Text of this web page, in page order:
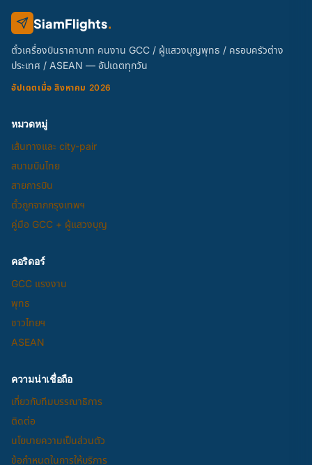
SiamFlights.
ตั๋วเครื่องบินราคาบาท คนงาน GCC / ผู้แสวงบุญพุทธ / ครอบครัวต่าง
ประเทศ / ASEAN — อัปเดตทุกวัน
อัปเดตเมื่อ สิงหาคม 2026
หมวดหมู่
เส้นทางและ city-pair
สนามบินไทย
สายการบิน
ตั๋วถูกจากกรุงเทพฯ
คู่มือ GCC + ผู้แสวงบุญ
คอริดอร์
GCC แรงงาน
พุทธ
ชาวไทยฯ
ASEAN
ความน่าเชื่อถือ
เกี่ยวกับทีมบรรณาธิการ
ติดต่อ
นโยบายความเป็นส่วนตัว
ข้อกำหนดในการให้บริการ